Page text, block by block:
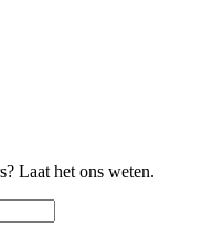
Laat het ons weten.